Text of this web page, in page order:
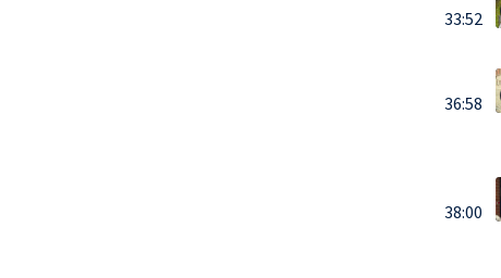
33:52
36:58
38:00